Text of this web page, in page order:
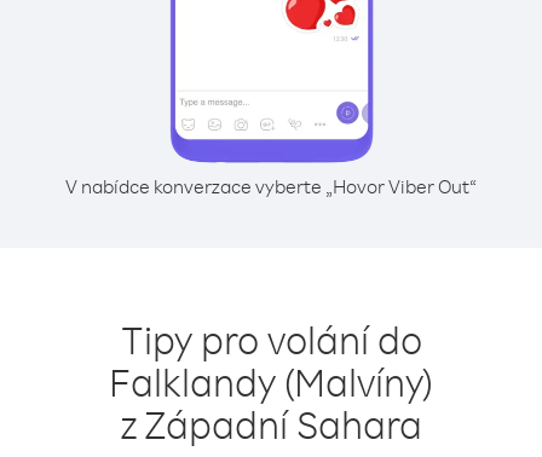
V nabídce konverzace vyberte „Hovor Viber Out“
Tipy pro volání do
Falklandy (Malvíny)
z Západní Sahara